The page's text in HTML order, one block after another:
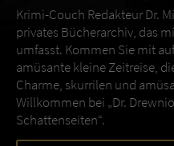
Krimi-Couch Redakteur Dr.
privates Bücherarchiv, das
umfasst. Kommen Sie mit
amüsante kleine Zeitreise,
Charme, skurrilen und
Willkommen bei „Dr.
Schattenseiten“.